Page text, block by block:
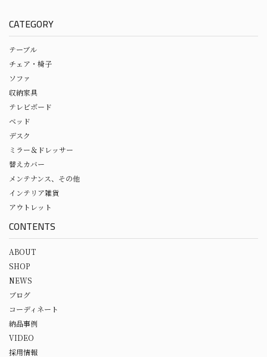
CATEGORY
テーブル
チェア・椅子
ソファ
収納家具
テレビボード
ベッド
デスク
ミラー＆ドレッサー
替えカバー
メンテナンス、その他
インテリア雑貨
アウトレット
CONTENTS
ABOUT
SHOP
NEWS
ブログ
コーディネート
納品事例
VIDEO
採用情報